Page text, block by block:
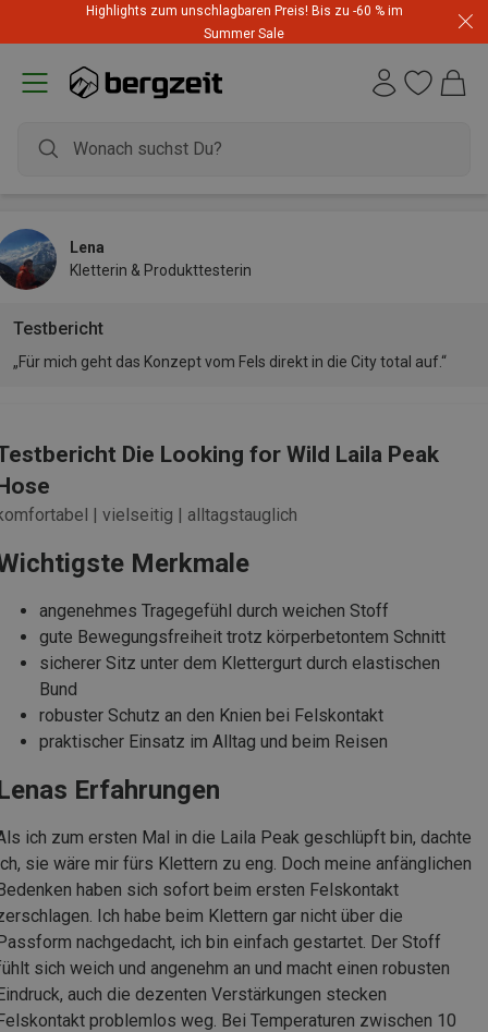
Highlights zum unschlagbaren Preis! Bis zu -60 % im
Summer Sale
Testbericht
Lena
Kletterin & Produkttesterin
„Für mich geht das Konzept vom Fels direkt in die City total auf.“
Die Looking for Wild Laila Peak
| vielseitig | alltagstauglich
Merkmale
angenehmes Tragegefühl durch weichen Stoff
gute Bewegungsfreiheit trotz körperbetontem Schnitt
sicherer Sitz unter dem Klettergurt durch elastischen
Bund
robuster Schutz an den Knien bei Felskontakt
praktischer Einsatz im Alltag und beim Reisen
Erfahrungen
ich zum ersten Mal in die Laila Peak geschlüpft bin, dachte
sie wäre mir fürs Klettern zu eng. Doch meine anfänglichen
haben sich sofort beim ersten Felskontakt
Ich habe beim Klettern gar nicht über die
nachgedacht, ich bin einfach gestartet. Der Stoff
sich weich und angenehm an und macht einen robusten
auch die dezenten Verstärkungen stecken
problemlos weg. Bei Temperaturen zwischen 10